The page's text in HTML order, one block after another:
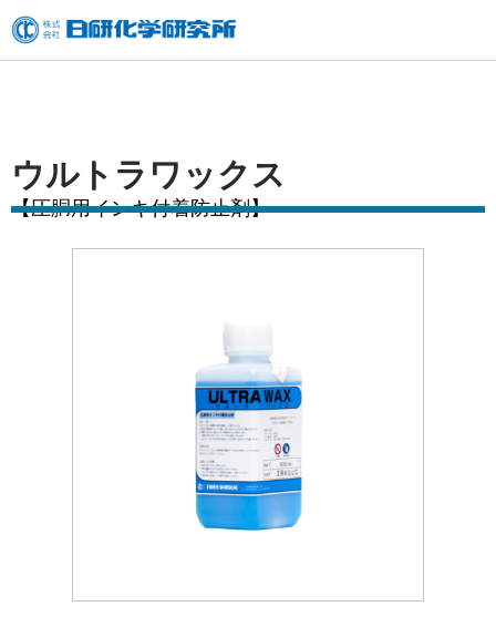
内
ウルトラワックス
【圧胴用インキ付着防止剤】